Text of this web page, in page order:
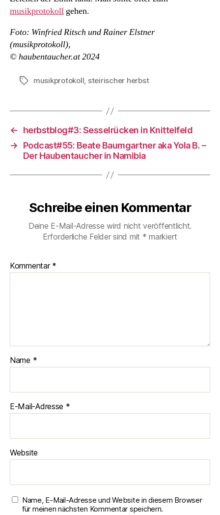
musikprotokoll gehen.
Foto: Winfried Ritsch und Rainer Elstner
(musikprotokoll),
© haubentaucher.at 2024
Schlagwörter
musikprotokoll, steirischer herbst
←
herbstblog#3: Sesselrücken in Knittelfeld
→
Podcast#55: Beate Baumgartner aka Yola B. –
Der Haubentaucher in Namibia
Schreibe einen Kommentar
Deine E-Mail-Adresse wird nicht veröffentlicht.
Erforderliche Felder sind mit * markiert
Kommentar *
Name *
E-Mail-Adresse *
Website
Name, E-Mail-Adresse und Website in diesem Browser
für meinen nächsten Kommentar speichern.